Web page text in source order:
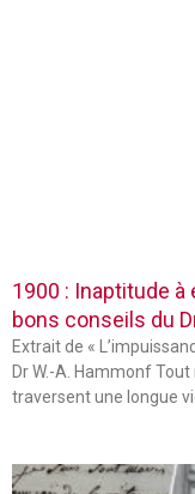
1900 : Inaptitude à
bons conseils du
Extrait de «
Dr W.-A. Hammonf
traversent une longue